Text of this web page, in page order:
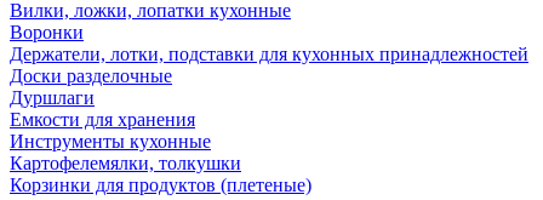
Вилки, ложки, лопатки кухонные
Воронки
Держатели, лотки, подставки для кухонных принадлежностей
Доски разделочные
Дуршлаги
Емкости для хранения
Инструменты кухонные
Картофелемялки, толкушки
Корзинки для продуктов (плетеные)